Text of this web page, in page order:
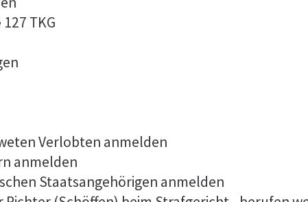
TKG
Verlobten anmelden
anmelden
Staatsangehörigen anmelden